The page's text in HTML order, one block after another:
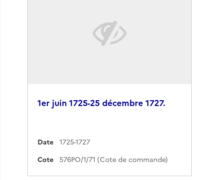
1er juin 1725-25 décembre 1727.
Date
1725-1727
Cote
576PO/1/71 (Cote de commande)